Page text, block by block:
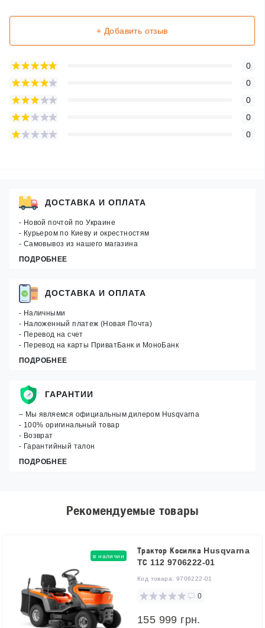
+ Добавить отзыв
0
0
0
0
0
ДОСТАВКА И ОПЛАТА
- Новой почтой по Украине
- Курьером по Киеву и окрестностям
- Самовывоз из нашего магазина
ПОДРОБНЕЕ
ДОСТАВКА И ОПЛАТА
- Наличными
- Наложенный платеж (Новая Почта)
- Перевод на счет
- Перевод на карты ПриватБанк и МоноБанк
ПОДРОБНЕЕ
ГАРАНТИИ
– Мы являемся официальным дилером Husqvarna
- 100% оригинальный товар
- Возврат
- Гарантийный талон
ПОДРОБНЕЕ
Рекомендуемые товары
в наличии
Трактор Косилка Husqvarna
TС 112 9706222-01
Код товара: 9706222-01
0
155 999 грн.